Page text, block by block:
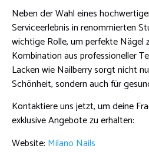
Neben der Wahl eines
Serviceerlebnis in renommierten
wichtige Rolle, um perfekte Nägel
Kombination aus professioneller
Lacken wie Nailberry sorgt nicht
Schönheit, sondern auch für
Kontaktiere uns jetzt, um deine
exklusive Angebote zu erhalten:
Website: Milano Nails